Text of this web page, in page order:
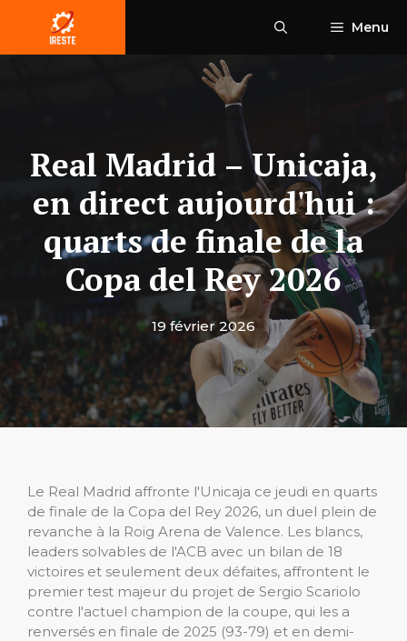
contenu
Menu
Real Madrid – Unicaja,
en direct aujourd'hui :
quarts de finale de la
Copa del Rey 2026
19 février 2026
Le Real Madrid affronte l'Unicaja ce jeudi en quarts
de finale de la Copa del Rey 2026, un duel plein de
revanche à la Roig Arena de Valence. Les blancs,
leaders solvables de l'ACB avec un bilan de 18
victoires et seulement deux défaites, affrontent le
premier test majeur du projet de Sergio Scariolo
contre l'actuel champion de la coupe, qui les a
renversés en finale de 2025 (93-79) et en demi-